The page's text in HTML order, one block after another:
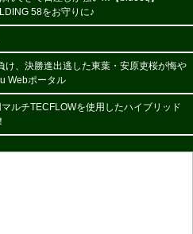
58をお守りに♪
け、決勝進出逃した東葉・安原吏桜が悔や
Webポータル
ルチTECFLOWを使用したハイブリッド